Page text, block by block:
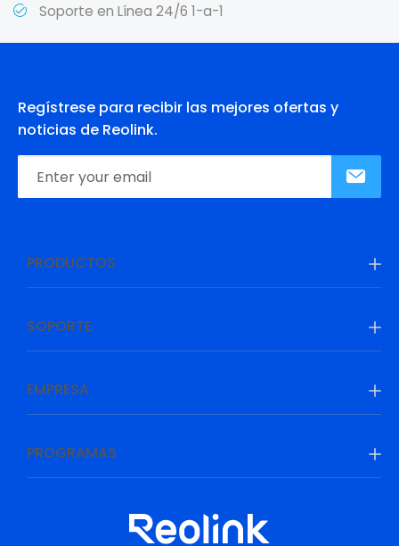
Soporte en Línea 24/6 1-a-1
Regístrese para recibir las mejores ofertas y
noticias de Reolink.
PRODUCTOS
SOPORTE
EMPRESA
PROGRAMAS